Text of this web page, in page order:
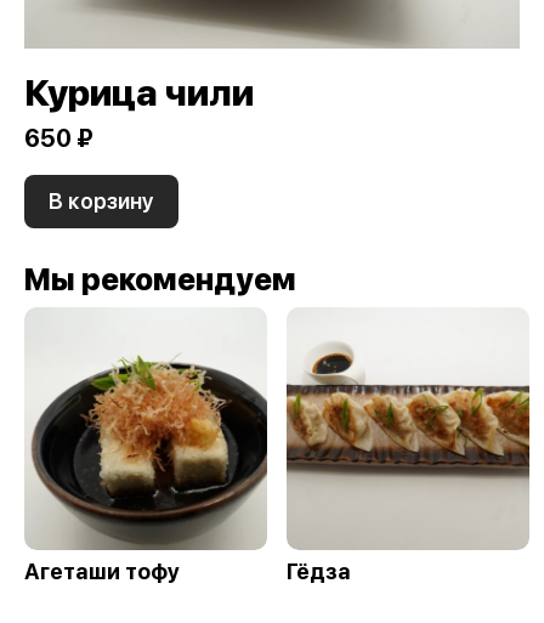
Курица чили
650 ₽
В корзину
Мы рекомендуем
Агеташи тофу Гёдза